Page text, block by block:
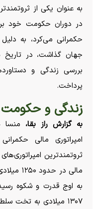
به عنوان یکی از
در دوران حکومت خود
حکمرانی می‌کرد، به
جهان گذاشت، در تاریخ
بررسی زندگی و
پرداخت.
زندگی و
به گزارش راز بقا،
امپراتوری مالی
ثروتمندترین
مالی
به اوج قدرت و شکوه
۱۳۰۷ میلادی به